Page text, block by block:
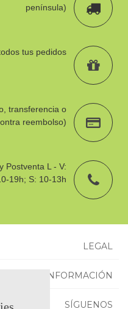
península)
tus pedidos
transferencia o
reembolso)
Postventa L - V:
19h; S: 10-13h
LEGAL
INFORMACIÓN
SÍGUENOS